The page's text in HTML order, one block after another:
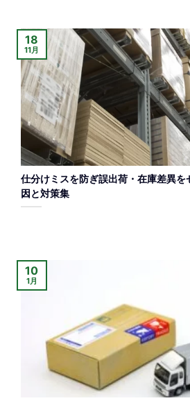
仕分けミスを防ぎ誤出荷・在庫差異を
因と対策集
18
11月
10
1月